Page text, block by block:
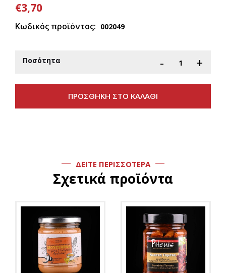
€3,70
Κωδικός προϊόντος: 002049
Ποσότητα - +
ΔΕΙΤΕ ΠΕΡΙΣΣΟΤΕΡΑ
Σχετικά προϊόντα